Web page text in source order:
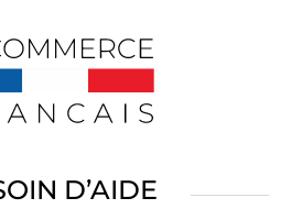
D’AIDE